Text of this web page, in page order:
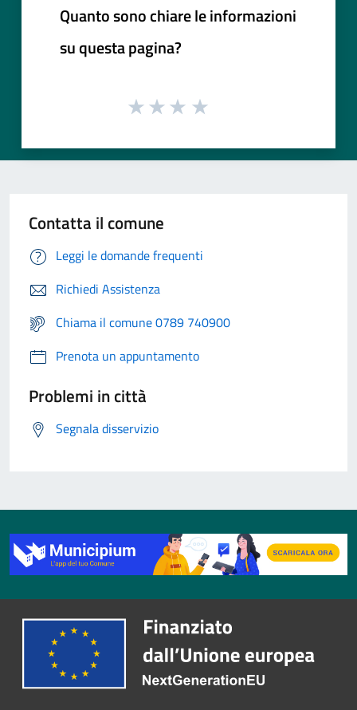
Quanto sono chiare le informazioni
su questa pagina?
Contatta il comune
Leggi le domande frequenti
Richiedi Assistenza
Chiama il comune 0789 740900
Prenota un appuntamento
Problemi in città
Segnala disservizio